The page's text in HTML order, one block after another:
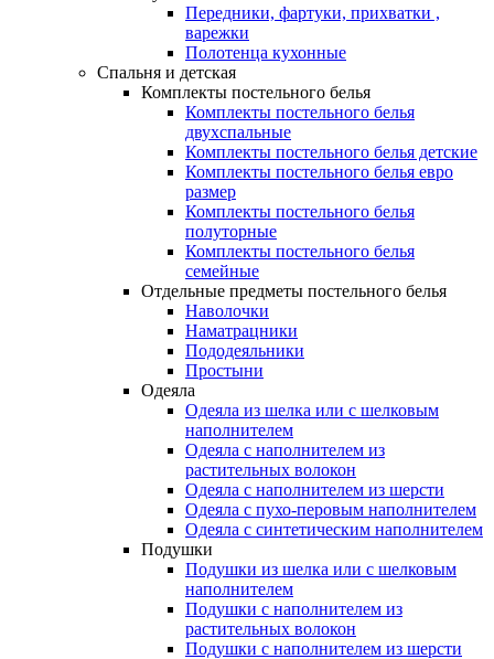
Передники, фартуки, прихватки ,
варежки
Полотенца кухонные
Спальня и детская
Комплекты постельного белья
Комплекты постельного белья
двухспальные
Комплекты постельного белья детские
Комплекты постельного белья евро
размер
Комплекты постельного белья
полуторные
Комплекты постельного белья
семейные
Отдельные предметы постельного белья
Наволочки
Наматрацники
Пододеяльники
Простыни
Одеяла
Одеяла из шелка или с шелковым
наполнителем
Одеяла с наполнителем из
растительных волокон
Одеяла с наполнителем из шерсти
Одеяла с пухо-перовым наполнителем
Одеяла с синтетическим наполнителем
Подушки
Подушки из шелка или с шелковым
наполнителем
Подушки с наполнителем из
растительных волокон
Подушки с наполнителем из шерсти